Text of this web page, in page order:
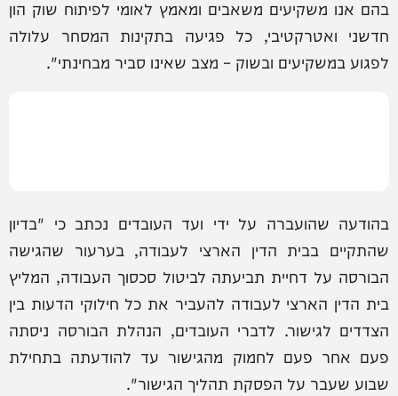
בהם אנו משקיעים משאבים ומאמץ לאומי לפיתוח שוק הון
חדשני ואטרקטיבי, כל פגיעה בתקינות המסחר עלולה
לפגוע במשקיעים ובשוק – מצב שאינו סביר מבחינתי".
בהודעה שהועברה על ידי ועד העובדים נכתב כי "בדיון
שהתקיים בבית הדין הארצי לעבודה, בערעור שהגישה
הבורסה על דחיית תביעתה לביטול סכסוך העבודה, המליץ
בית הדין הארצי לעבודה להעביר את כל חילוקי הדעות בין
הצדדים לגישור. לדברי העובדים, הנהלת הבורסה ניסתה
פעם אחר פעם לחמוק מהגישור עד להודעתה בתחילת
שבוע שעבר על הפסקת תהליך הגישור".